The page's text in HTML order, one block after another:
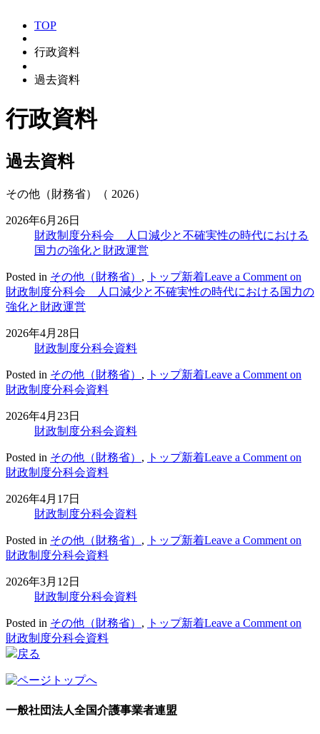
TOP
行政資料
過去資料
行政資料
過去資料
その他（財務省）（ 2026）
2026年6月26日
財政制度分科会 人口減少と不確実性の時代における
国力の強化と財政運営
Posted in その他（財務省） , トップ新着Leave a Comment on
財政制度分科会 人口減少と不確実性の時代における国力の
強化と財政運営
2026年4月28日
財政制度分科会資料
Posted in その他（財務省） , トップ新着Leave a Comment on
財政制度分科会資料
2026年4月23日
財政制度分科会資料
Posted in その他（財務省） , トップ新着Leave a Comment on
財政制度分科会資料
2026年4月17日
財政制度分科会資料
Posted in その他（財務省） , トップ新着Leave a Comment on
財政制度分科会資料
2026年3月12日
財政制度分科会資料
Posted in その他（財務省） , トップ新着Leave a Comment on
財政制度分科会資料
戻る
一般社団法人全国介護事業者連盟